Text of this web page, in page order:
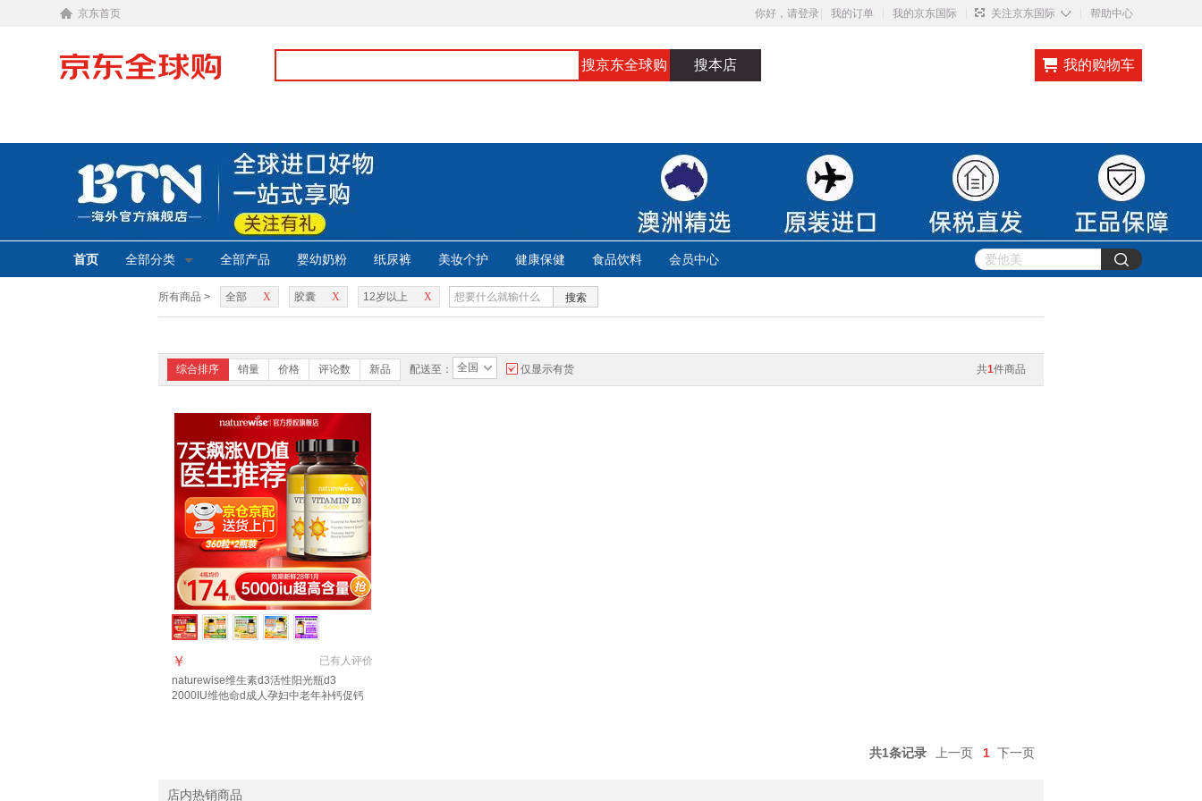
京东首页 你好，请登录 我的订单 我的京东国际 关注京东国际 ◇ 帮助中心
搜京东全球购 搜本店 我的购物车
首页 全部分类 全部产品 婴幼奶粉 纸尿裤 美妆个护 健康保健 食品饮料 会员中心
所有商品 > X
全部 X
胶囊 X
12岁以上 搜索
共1件商品
综合排序 销量 价格 评论数 新品 配送至： 全国 仅显示有货
已有人评价
￥
naturewise维生素d3活性阳光瓶d3
2000IU维他命d成人孕妇中老年补钙促钙
共1条记录 上一页 1 下一页
店内热销商品